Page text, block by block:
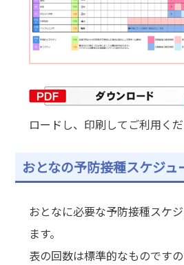
ロードし、印刷してご利用くだ
おとなの予防接種スケジュ
おとなに必要な予防接種スケ
ます。
表の回数は標準的なものです